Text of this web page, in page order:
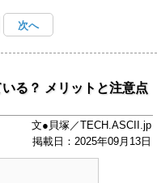
次へ
る？ メリットと注意点
文●貝塚／TECH.ASCII.jp
掲載日：2025年09月13日